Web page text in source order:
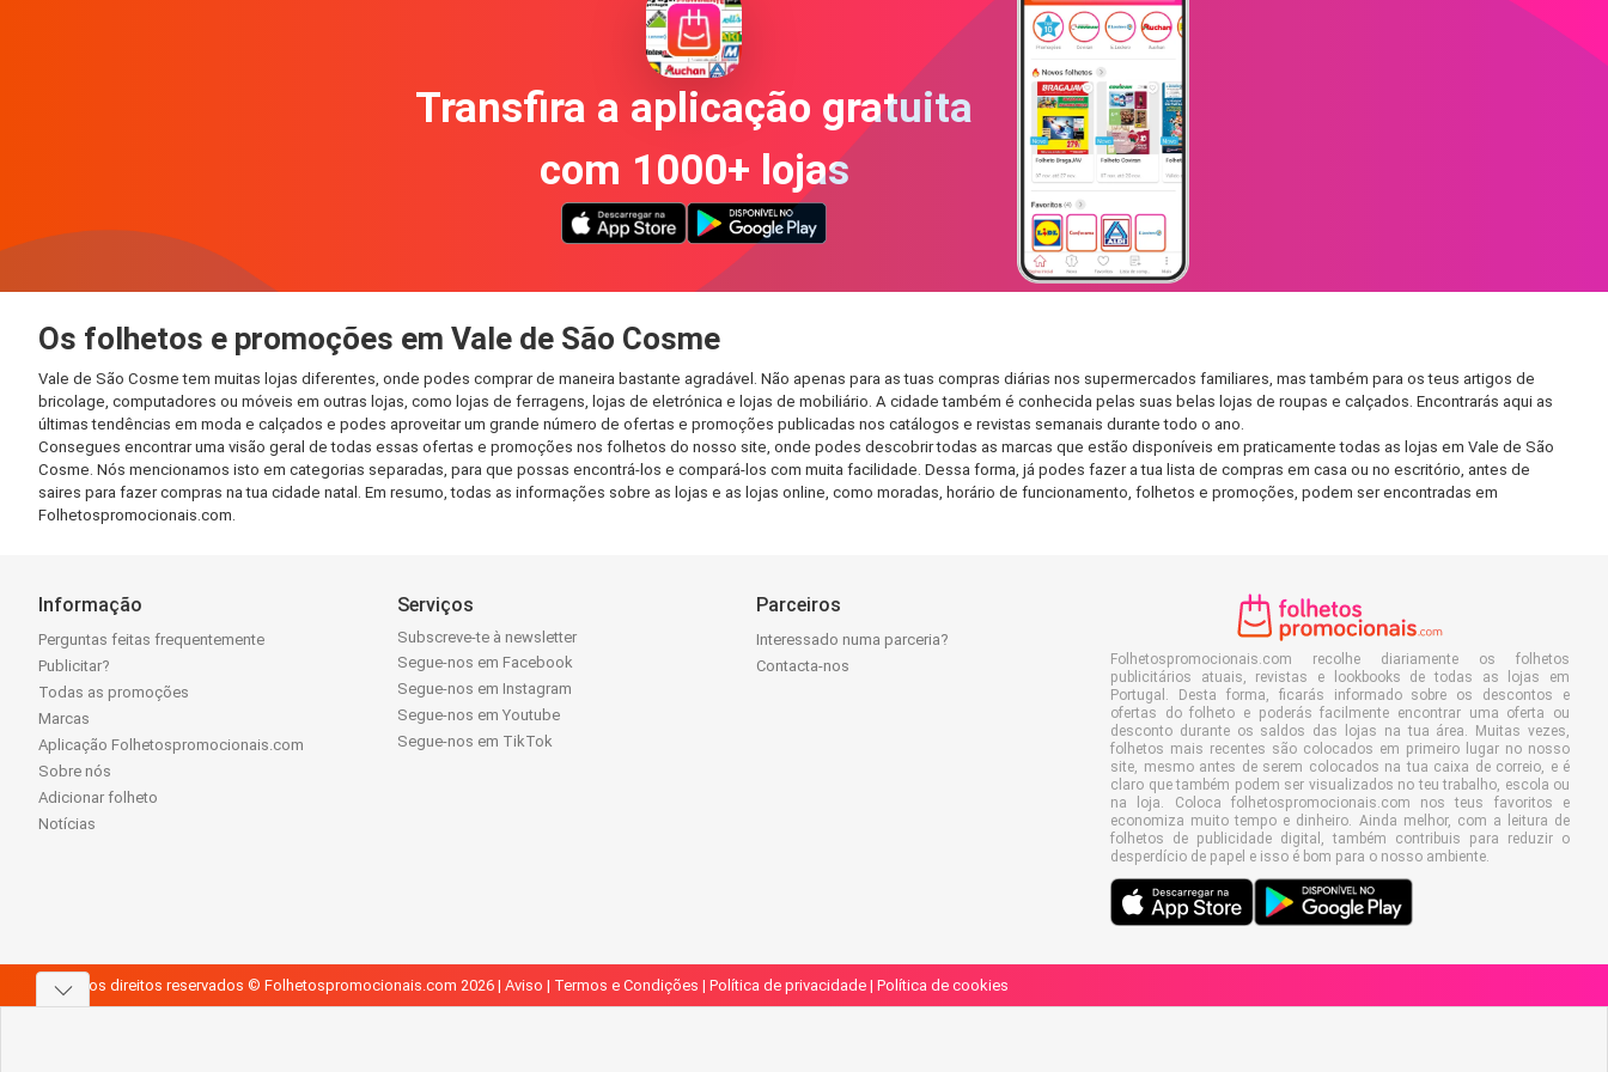
Transfira a aplicação gratuita
com 1000+ lojas
Os folhetos e promoções em Vale de São Cosme
Vale de São Cosme tem muitas lojas diferentes, onde podes comprar de maneira bastante agradável. Não apenas para as tuas compras diárias nos supermercados familiares, mas também para os teus artigos de
bricolage, computadores ou móveis em outras lojas, como lojas de ferragens, lojas de eletrónica e lojas de mobiliário. A cidade também é conhecida pelas suas belas lojas de roupas e calçados. Encontrarás aqui as
últimas tendências em moda e calçados e podes aproveitar um grande número de ofertas e promoções publicadas nos catálogos e revistas semanais durante todo o ano.
Consegues encontrar uma visão geral de todas essas ofertas e promoções nos folhetos do nosso site, onde podes descobrir todas as marcas que estão disponíveis em praticamente todas as lojas em Vale de São
Cosme. Nós mencionamos isto em categorias separadas, para que possas encontrá-los e compará-los com muita facilidade. Dessa forma, já podes fazer a tua lista de compras em casa ou no escritório, antes de
saires para fazer compras na tua cidade natal. Em resumo, todas as informações sobre as lojas e as lojas online, como moradas, horário de funcionamento, folhetos e promoções, podem ser encontradas em
Folhetospromocionais.com.
Informação
Perguntas feitas frequentemente
Publicitar?
Todas as promoções
Marcas
Aplicação Folhetospromocionais.com
Sobre nós
Adicionar folheto
Notícias
Serviços
Subscreve-te à newsletter
Segue-nos em Facebook
Segue-nos em Instagram
Segue-nos em Youtube
Segue-nos em TikTok
Parceiros
Interessado numa parceria?
Contacta-nos
Folhetospromocionais.com recolhe diariamente os folhetos
publicitários atuais, revistas e lookbooks de todas as lojas em
Portugal. Desta forma, ficarás informado sobre os descontos e
ofertas do folheto e poderás facilmente encontrar uma oferta ou
desconto durante os saldos das lojas na tua área. Muitas vezes,
folhetos mais recentes são colocados em primeiro lugar no nosso
site, mesmo antes de serem colocados na tua caixa de correio, e é
claro que também podem ser visualizados no teu trabalho, escola ou
na loja. Coloca folhetospromocionais.com nos teus favoritos e
economiza muito tempo e dinheiro. Ainda melhor, com a leitura de
folhetos de publicidade digital, também contribuis para reduzir o
desperdício de papel e isso é bom para o nosso ambiente.
Todos os direitos reservados © Folhetospromocionais.com 2026 | Aviso | Termos e Condições | Política de privacidade | Política de cookies